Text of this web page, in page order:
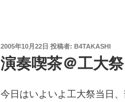
投
稿
日:
2005年10月22日 投稿者: B4TAKASHI
演奏喫茶＠工大祭
今日はいよいよ工大祭当日